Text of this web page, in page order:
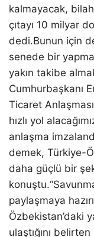
kalmayacak,
çıtayı 10 milyar
dedi.Bunun için
senede bir
yakın takibe
Cumhurbaşkanı
Ticaret
hızlı yol
anlaşma
demek, Türkiye-
daha güçlü bir
paylaşmaya
Özbekistan’daki
ulaştığını